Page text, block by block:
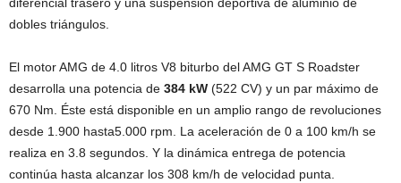
diferencial trasero y una suspensión deportiva de aluminio de
dobles triángulos.
El motor AMG de 4.0 litros V8 biturbo del AMG GT S Roadster
desarrolla una potencia de 384 kW (522 CV) y un par máximo de
670 Nm. Éste está disponible en un amplio rango de revoluciones
desde 1.900 hasta5.000 rpm. La aceleración de 0 a 100 km/h se
realiza en 3.8 segundos. Y la dinámica entrega de potencia
continúa hasta alcanzar los 308 km/h de velocidad punta.